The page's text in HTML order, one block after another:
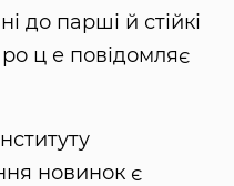
до парші й стійкі
ц е повідомляє
новинок є